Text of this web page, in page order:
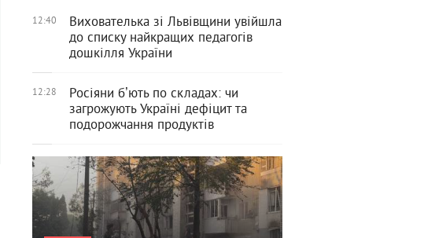
12:40
Вихователька зі Львівщини увійшла
до списку найкращих педагогів
дошкілля України
12:28
Росіяни бʼють по складах: чи
загрожують Україні дефіцит та
подорожчання продуктів